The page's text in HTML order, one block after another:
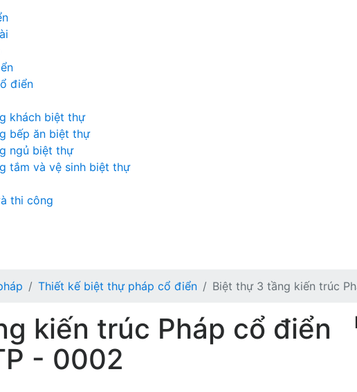
điển
khách biệt thự
bếp ăn biệt thự
ngủ biệt thự
tắm và vệ sinh biệt thự
thi công
Thiết kế biệt thự pháp cổ điển Biệt thự 3 tầng kiến trúc
kiến trúc Pháp cổ điển
- 0002